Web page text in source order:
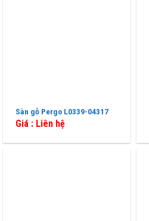
Sàn gỗ Pergo L0339-04317
Giá : Liên hệ